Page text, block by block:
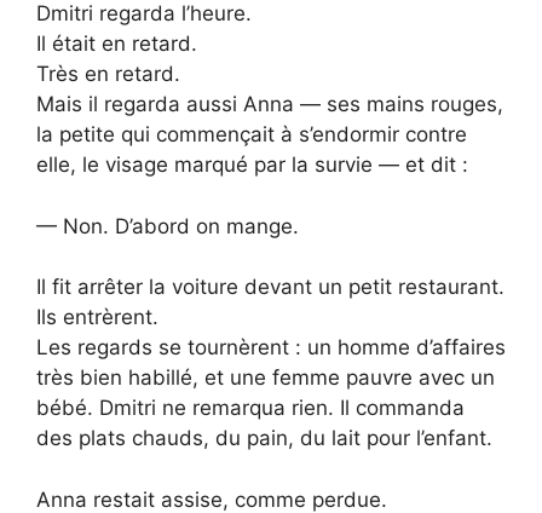
Dmitri regarda l’heure.
Il était en retard.
Très en retard.
Mais il regarda aussi Anna — ses mains rouges,
la petite qui commençait à s’endormir contre
elle, le visage marqué par la survie — et dit :
— Non. D’abord on mange.
Il fit arrêter la voiture devant un petit restaurant.
Ils entrèrent.
Les regards se tournèrent : un homme d’affaires
très bien habillé, et une femme pauvre avec un
bébé. Dmitri ne remarqua rien. Il commanda
des plats chauds, du pain, du lait pour l’enfant.
Anna restait assise, comme perdue.